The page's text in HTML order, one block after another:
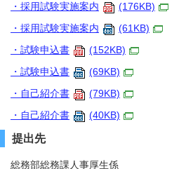
・採用試験実施案内
(176KB)
・採用試験実施案内
(61KB)
・試験申込書
(152KB)
・試験申込書
(69KB)
・自己紹介書
(79KB)
・自己紹介書
(40KB)
提出先
総務部総務課人事厚生係